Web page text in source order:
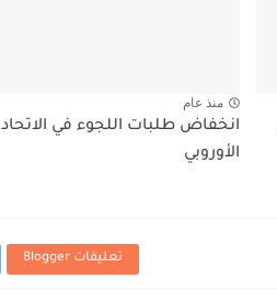
منذ عام
انخفاض طلبات اللجوء في الاتحاد
الأوروبي
تعليقات Blogger